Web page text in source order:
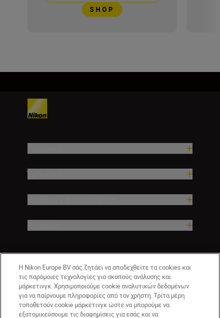
SHOP
Η Nikon Europe BV σάς ζητάει να αποδεχθείτε τα cookies και
τις παρόμοιες τεχνολογίες για σκοπούς ανάλυσης και
μάρκετινγκ. Χρησιμοποιούμε cookie αναλυτικών δεδομένων
για να παίρνουμε πληροφορίες από τον χρήστη. Τρίτα μέρη
τοποθετούν cookie μάρκετινγκ ώστε να μπορούμε να
εξατομικεύσουμε τις διαφημίσεις για εσάς και να